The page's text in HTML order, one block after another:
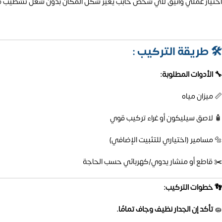
🛠️طريقة التركيب :
🔧 الأدوات المطلوبة:
📏 ميزان مياه
🧴 لاصق سيليكون أو غراء تركيب قوي
🔩 مسامير (اختياري للتثبيت الإضافي)
✂️ قاطع أو منشار يدوي/كهربائي حسب الحاجة
👣 خطوات التركيب:
🧽تأكد إن الجدار نظيف وجاف تمامًا.